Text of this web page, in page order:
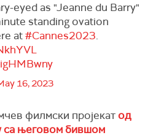
eyed as "Jeanne du Barry"
standing ovation
at#Cannes2023.
16, 2023
филмски пројекат од
са његовом бившом